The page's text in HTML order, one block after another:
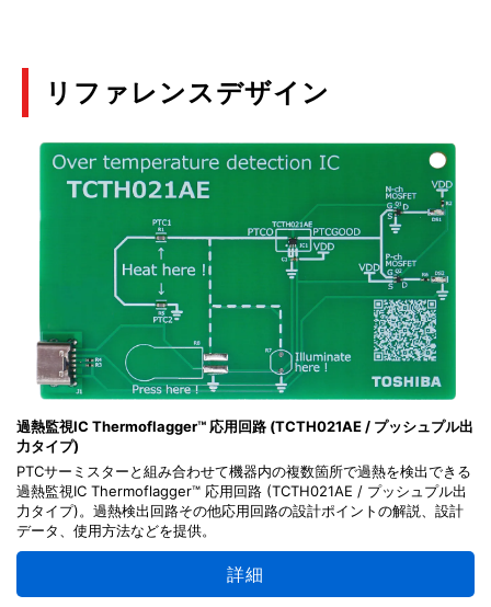
リファレンスデザイン
過熱監視IC Thermoflagger™ 応用回路 (TCTH021AE / プッシュプル出
力タイプ)
PTCサーミスターと組み合わせて機器内の複数箇所で過熱を検出できる
過熱監視IC Thermoflagger™ 応用回路 (TCTH021AE / プッシュプル出
力タイプ)。過熱検出回路その他応用回路の設計ポイントの解説、設計
データ、使用方法などを提供。
詳細